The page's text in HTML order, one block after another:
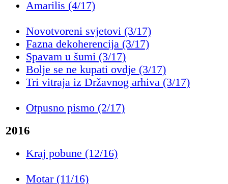
Amarilis (4/17)
Novotvoreni svjetovi (3/17)
Fazna dekoherencija (3/17)
Spavam u šumi (3/17)
Bolje se ne kupati ovdje (3/17)
Tri vitraja iz Državnog arhiva (3/17)
Otpusno pismo (2/17)
2016
Kraj pobune (12/16)
Motar (11/16)